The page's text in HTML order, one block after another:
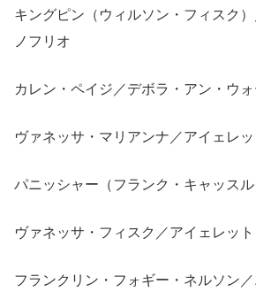
キングピン（ウィルソン・フィスク
ノフリオ
カレン・ペイジ／デボラ・アン・ウ
ヴァネッサ・マリアンナ／アイェレ
パニッシャー（フランク・キャッス
ヴァネッサ・フィスク／アイェレッ
フランクリン・フォギー・ネルソン